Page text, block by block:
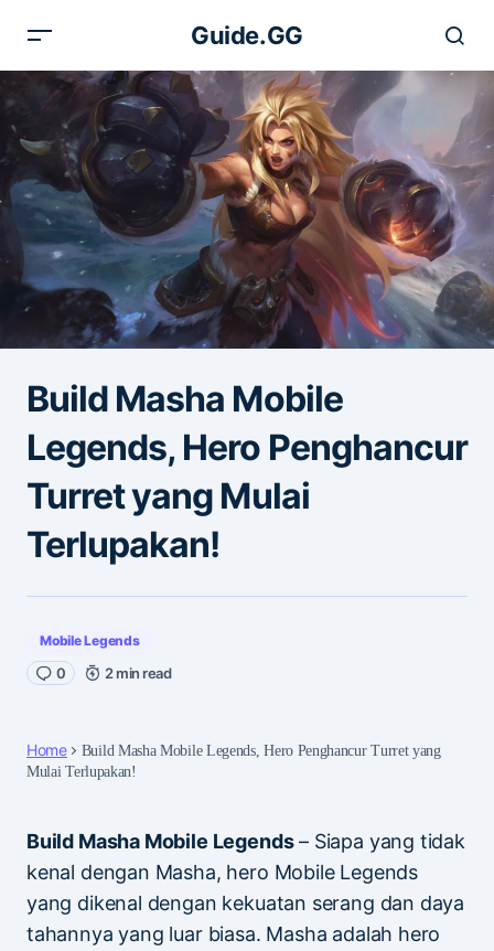
Guide.GG
Build Masha Mobile
Legends, Hero Penghancur
Turret yang Mulai
Terlupakan!
Mobile Legends
0 2 min read
Home
Build Masha Mobile Legends, Hero Penghancur Turret yang
Mulai Terlupakan!
Build Masha Mobile Legends– Siapa yang tidak
kenal dengan Masha, hero Mobile Legends
yang dikenal dengan kekuatan serang dan daya
tahannya yang luar biasa. Masha adalah hero